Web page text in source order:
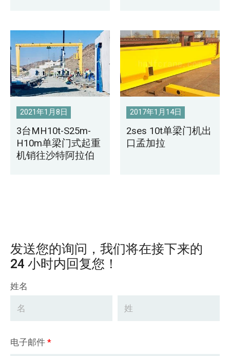
2021年1月8日
3台MH10t-S25m-
H10m单梁门式起重
机销往沙特阿拉伯
2017年1月14日
2ses 10t单梁门机出
口孟加拉
发送您的询问，我们将在接下来的
24 小时内回复您！
姓名
电子邮件*